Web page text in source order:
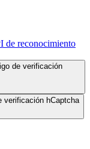
de reconocimiento
de verificación
verificación hCaptcha